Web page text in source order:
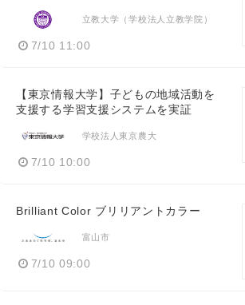
立教大学（学校法人立教学院）
7/10 11:00
【東京情報大学】子どもの地域活動を
支援する学習支援システムを実証
学校法人東京農大
7/10 10:00
Brilliant Color ブリリアントカラー
富山市
7/10 09:00